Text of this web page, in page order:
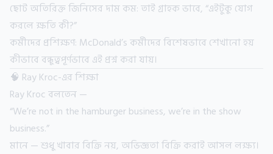
ছোট অতিরিক্ত জিনিসের দাম কম: তাই গ্রাহক ভাবে, “এইটুকু যোগ
করলে ক্ষতি কী?”
কর্মীদের প্রশিক্ষণ: McDonald’s কর্মীদের বিশেষভাবে শেখানো হয়
কীভাবে বন্ধুত্বপূর্ণভাবে এই প্রশ্ন করা যায়।
🧠 Ray Kroc-এর শিক্ষা
Ray Kroc বলতেন —
“We’re not in the hamburger business, we’re in the show
business.”
মানে — শুধু খাবার বিক্রি নয়, অভিজ্ঞতা বিক্রি করাই আসল লক্ষ্য।